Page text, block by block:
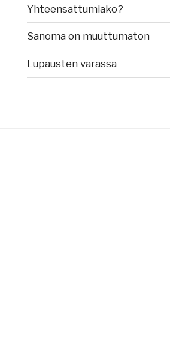
Yhteensattumiako?
Sanoma on muuttumaton
Lupausten varassa